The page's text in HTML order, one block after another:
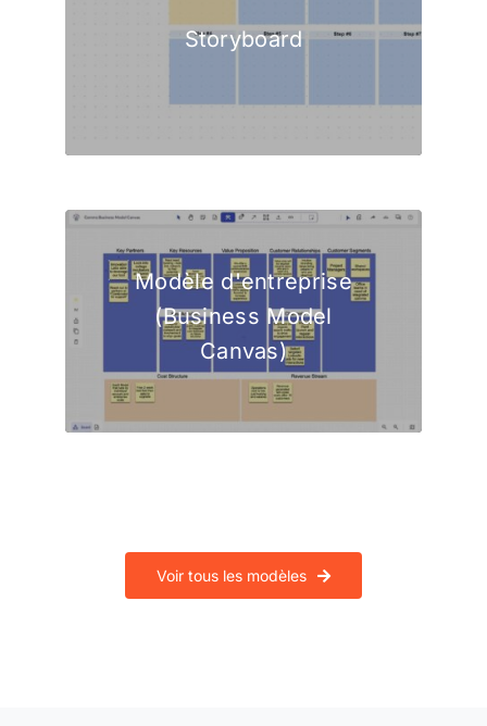
Storyboard
Modèle d'entreprise
(Business Model
Canvas)
Voir tous les modèles